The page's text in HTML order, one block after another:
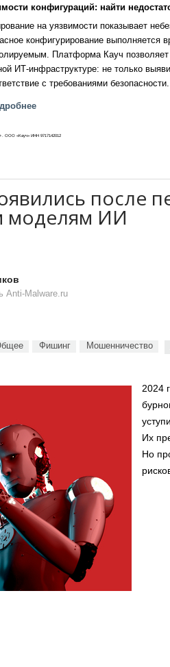
конфигураций: найти
на уязвимости показывает
конфигурирование выполняется
Платформа Кауч позволяет
ИТ-инфраструктуре: не только
с требованиями безопасности.
ООО «Кауч» ИНН 9717142012
после
моделям ИИ
Anti-Malware.ru
Фишинг Мошенничество
2024
Их
Но